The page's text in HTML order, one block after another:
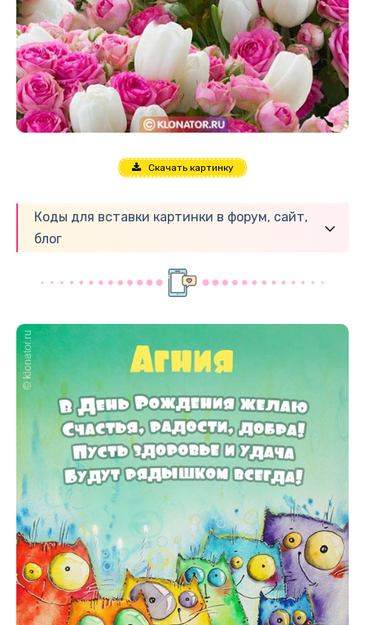
Скачать картинку
Коды для вставки картинки в форум, сайт,
блог